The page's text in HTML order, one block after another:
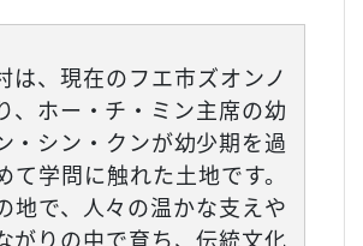
は、現在のフエ市ズオンノ
、ホー・チ・ミン主席の幼
・シン・クンが幼少期を過
て学問に触れた土地です。
地で、人々の温かな支えや
がりの中で育ち、伝統文化